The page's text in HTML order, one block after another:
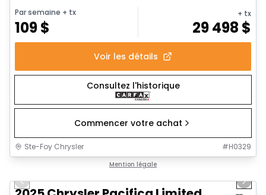
Par semaine + tx
109$
+ tx
29 498 $
Voir les détails
Consultez l'historique
Commencer votre achat
Ste-Foy Chrysler #H0329
Mention légale
Previous slide Next